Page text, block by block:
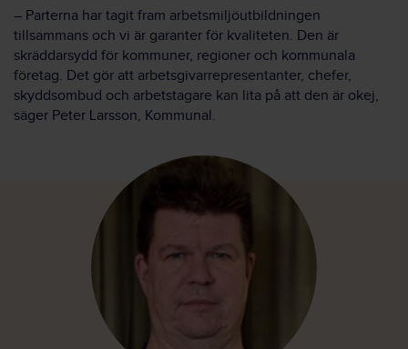
– Parterna har tagit fram arbetsmiljöutbildningen
tillsammans och vi är garanter för kvaliteten. Den är
skräddarsydd för kommuner, regioner och kommunala
företag. Det gör att arbetsgivarrepresentanter, chefer,
skyddsombud och arbetstagare kan lita på att den är okej,
säger Peter Larsson, Kommunal.